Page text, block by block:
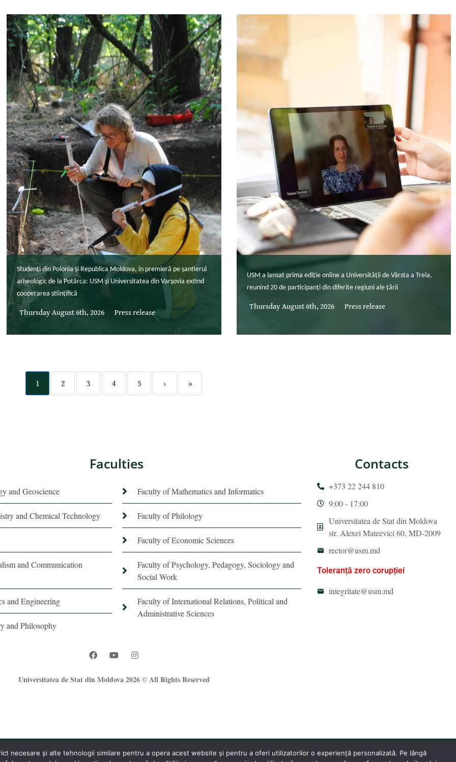
Studenți din Polonia și Republica Moldova, în premieră pe șantierul
arheologic de la Potârca: USM și Universitatea din Varșovia extind
cooperarea științifică
Thursday August 6th, 2026 Press release
USM a lansat prima ediție online a Universității de Vârsta a Treia,
reunind 20 de participanți din diferite regiuni ale țării
Thursday August 6th, 2026 Press release
1 2 3 4 5 › »
Faculties
and Geoscience
and Chemical Technology
and Communication
and Engineering
and Philosophy
Faculty of Mathematics and Informatics
Faculty of Philology
Faculty of Economic Sciences
Faculty of Psychology, Pedagogy, Sociology and
Social Work
Faculty of International Relations, Political and
Administrative Sciences
Contacts
+373 22 244 810
9:00 - 17:00
Universitatea de Stat din Moldova
str. Alexei Mateevici 60, MD-2009
rector@usm.md
Toleranță zero corupției
integritate@usm.md
Universitatea de Stat din Moldova 2026 © All Rights Reserved
necesare și alte tehnologii similare pentru a opera acest website și pentru a oferi utilizatorilor o experiență personalizată. Pe lângă